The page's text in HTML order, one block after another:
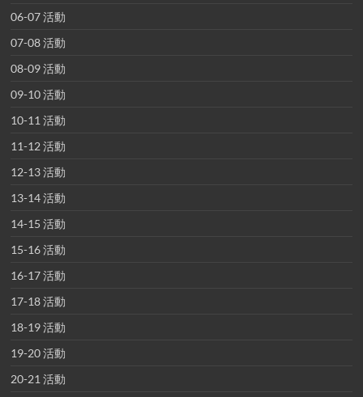
06-07 活動
07-08 活動
08-09 活動
09-10 活動
10-11 活動
11-12 活動
12-13 活動
13-14 活動
14-15 活動
15-16 活動
16-17 活動
17-18 活動
18-19 活動
19-20 活動
20-21 活動